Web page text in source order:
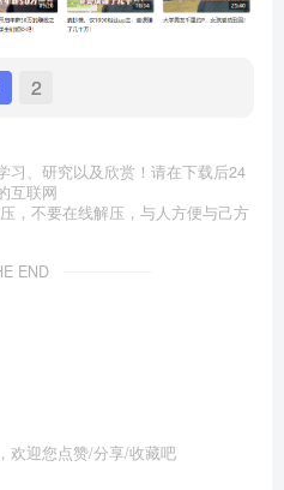
2
习、研究以及欣赏！请在下载后24
互联网
，不要在线解压，与人方便与己方
END
欢迎您点赞/分享/收藏吧